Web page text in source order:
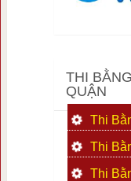
THI
QUẬN
Thi
Thi
Thi